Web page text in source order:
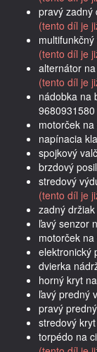
pravý zadný
(tento díl je
(tento díl je
alternátor
(tento díl je
nádobka na
9680931580
motorček
napínacia
spojkový
brzdový
stredový
(tento díl je
zadný
ľavý senzor
motorček
elektronický
dvierka
horný kryt
ľavý predný
pravý
stredový
torpédo na